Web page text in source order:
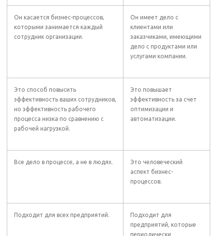
Он касается бизнес-процессов,
которыми занимается каждый
сотрудник организации.
Он имеет дело с
клиентами или
заказчиками, имеющими
дело с продуктами или
услугами компании.
Это способ повысить
эффективность ваших сотрудников,
но эффективность рабочего
процесса низка по сравнению с
рабочей нагрузкой.
Это повышает
эффективность за счет
оптимизации и
автоматизации.
Все дело в процессе, а не в людях.
Это человеческий
аспект бизнес-
процессов.
Подходит для всех предприятий.
Подходит для
предприятий, которые
периодически